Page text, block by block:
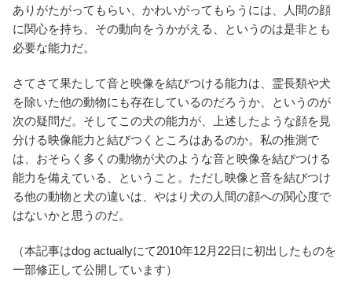
ありがたがってもらい、かわいがってもらうには、人間の顔
に関心を持ち、その動向をうかがえる、というのは是非とも
必要な能力だ。
さてさて果たして音と映像を結びつける能力は、霊長類や犬
を除いた他の動物にも存在しているのだろうか、というのが
次の疑問だ。そしてこの犬の能力が、上述したような顔を見
分ける映像能力と結びつくところはあるのか。私の推測で
は、おそらく多くの動物が犬のような音と映像を結びつける
能力を備えている、ということ。ただし映像と音を結びつけ
る他の動物と犬の違いは、やはり犬の人間の顔への関心度で
はないかと思うのだ。
（本記事はdog actuallyにて2010年12月22日に初出したものを
一部修正して公開しています）